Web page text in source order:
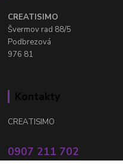
CREATISIMO
Švermov rad 88/5
Podbrezová
976 81
Kontakty
CREATISIMO
0907 211 702